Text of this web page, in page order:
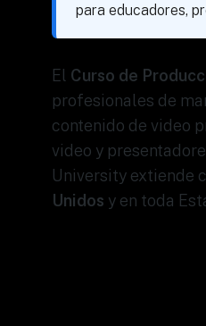
para educadores,
El Curso de
profesionales de
contenido de video
video y
University extiende
Unidos y en toda